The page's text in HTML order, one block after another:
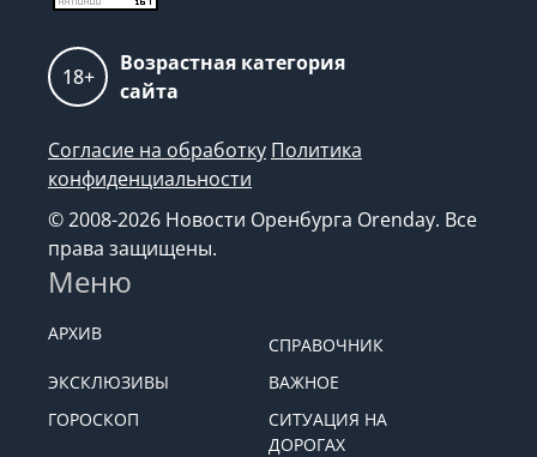
18+
Возрастная категория
сайта
Согласие на обработку Политика
конфиденциальности
© 2008-2026 Новости Оренбурга Orenday. Все
права защищены.
Меню
АРХИВ
СПРАВОЧНИК
ЭКСКЛЮЗИВЫ
ВАЖНОЕ
ГОРОСКОП
СИТУАЦИЯ НА
ДОРОГАХ